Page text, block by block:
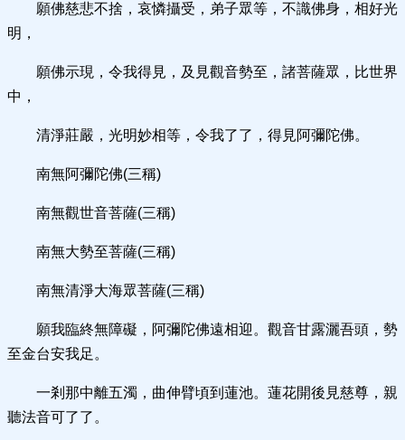
願佛慈悲不捨，哀憐攝受，弟子眾等，不識佛身，相好光
明，
願佛示現，令我得見，及見觀音勢至，諸菩薩眾，比世界
中，
清淨莊嚴，光明妙相等，令我了了，得見阿彌陀佛。
南無阿彌陀佛(三稱)
南無觀世音菩薩(三稱)
南無大勢至菩薩(三稱)
南無清淨大海眾菩薩(三稱)
願我臨終無障礙，阿彌陀佛遠相迎。觀音甘露灑吾頭，勢
至金台安我足。
一剎那中離五濁，曲伸臂頃到蓮池。蓮花開後見慈尊，親
聽法音可了了。